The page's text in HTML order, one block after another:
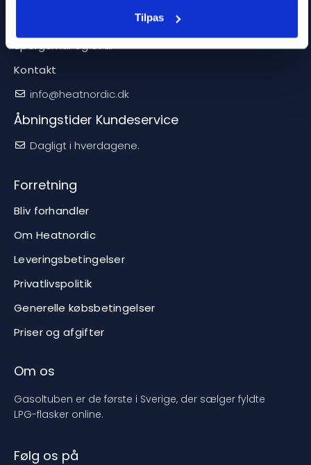
Tilpas
Sporgsmål og svar
Kontakt
info@heatnordic.dk
Åbningstider Kundeservice
Dagligt i hverdagene.
Forretning
Bliv forhandler
Om Heatnordic
Leveringsbetingelser
Privatlivspolitik
Generelle købsbetingelser
Priser og afgifter
Om os
Gasoltuben er de første i Sverige, der sælger fyldte
LPG-flasker online.
Følg os på